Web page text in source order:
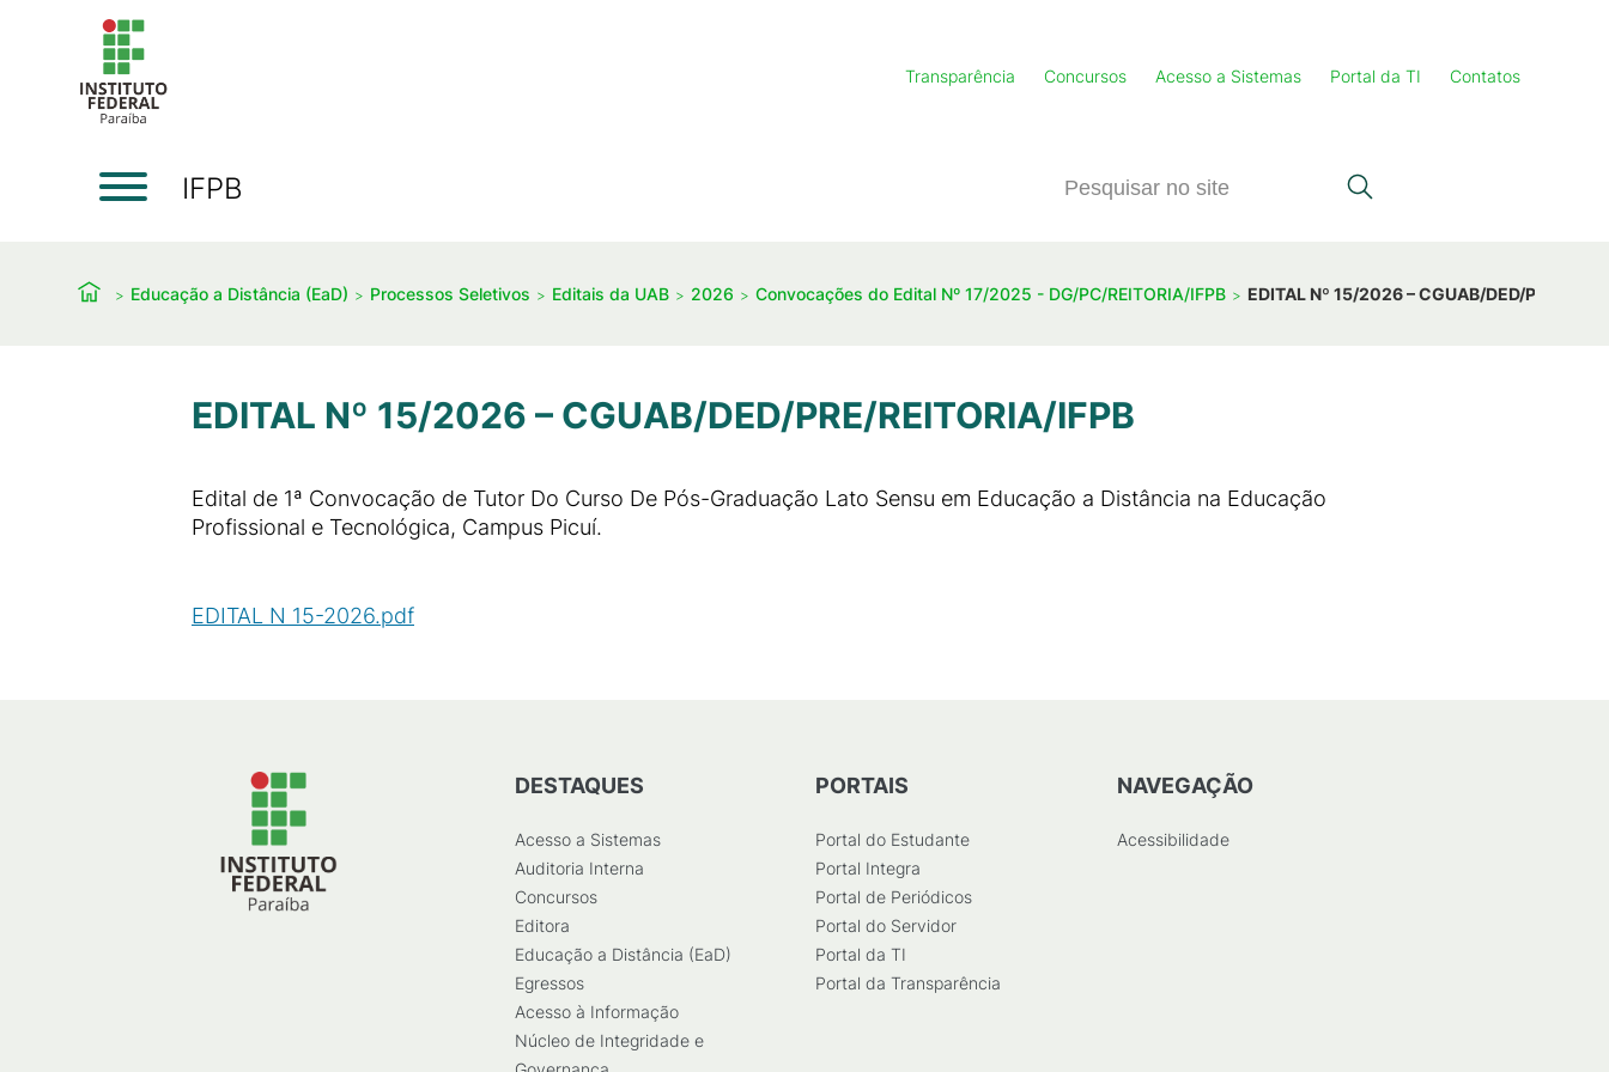
Transparência Concursos Acesso a Sistemas Portal da TI Contatos
IFPB
Educação a Distância (EaD) Processos Seletivos Editais da UAB 2026 Convocações do Edital Nº 17/2025 - DG/PC/REITORIA/IFPB EDITAL Nº 15/2026 – CGUAB/DED/PRE/
EDITAL Nº 15/2026 – CGUAB/DED/PRE/REITORIA/IFPB
Edital de 1ª Convocação de Tutor Do Curso De Pós-Graduação Lato Sensu em Educação a Distância na Educação
Profissional e Tecnológica, Campus Picuí.
EDITAL N 15-2026.pdf
DESTAQUES
Acesso a Sistemas
Auditoria Interna
Concursos
Editora
Educação a Distância (EaD)
Egressos
Acesso à Informação
Núcleo de Integridade e
PORTAIS
Portal do Estudante
Portal Integra
Portal de Periódicos
Portal do Servidor
Portal da TI
Portal da Transparência
NAVEGAÇÃO
Acessibilidade